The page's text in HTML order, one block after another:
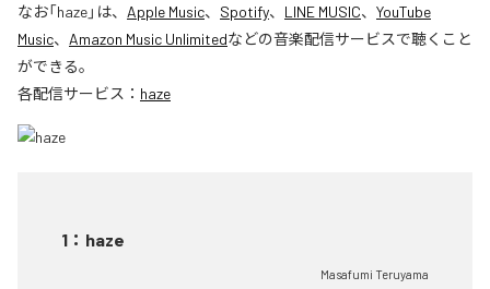
なお「haze」は、 Apple Music、 Spotify、 LINE MUSIC、 YouTube
Music、 Amazon Music Unlimitedなどの音楽配信サービスで聴くこと
ができる。
各配信サービス： haze
1 ： haze
Masafumi Teruyama